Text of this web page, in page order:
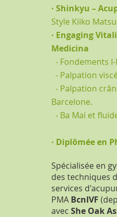
· Shinkyu –
Style Kiiko
· Engaging
Medicina
- Fondements
- Palpation
- Palpation
Barcelone.
- Ba Mai et
· Diplômée en
Spécialisée en
des techniques
services
PMA BcnIVF
avec She Oak